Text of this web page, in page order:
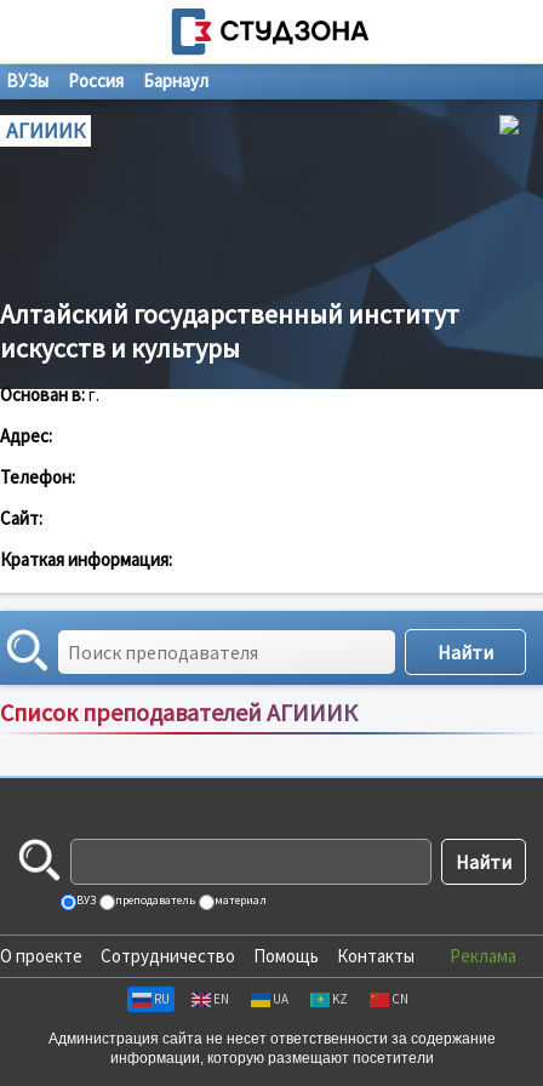
ВУЗы Россия Барнаул
АГИИИК
Алтайский государственный институт
искусств и культуры
Основан в:г.
Адрес:
Телефон:
Сайт:
Краткая информация:
Список преподавателей АГИИИК
Сортировка по:имени;рейтингу;отзывам
ВУЗ преподаватель материал
О проекте Сотрудничество Помощь Контакты Реклама
RU EN UA KZ CN
Администрация сайта не несет ответственности за содержание
информации, которую размещают посетители